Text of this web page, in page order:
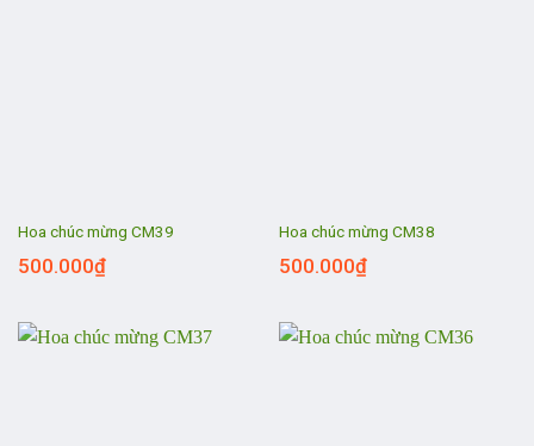
Hoa chúc mừng CM39
500.000₫
Hoa chúc mừng CM38
500.000₫